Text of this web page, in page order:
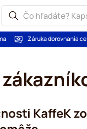
Záruka dorovnania
KaffeK